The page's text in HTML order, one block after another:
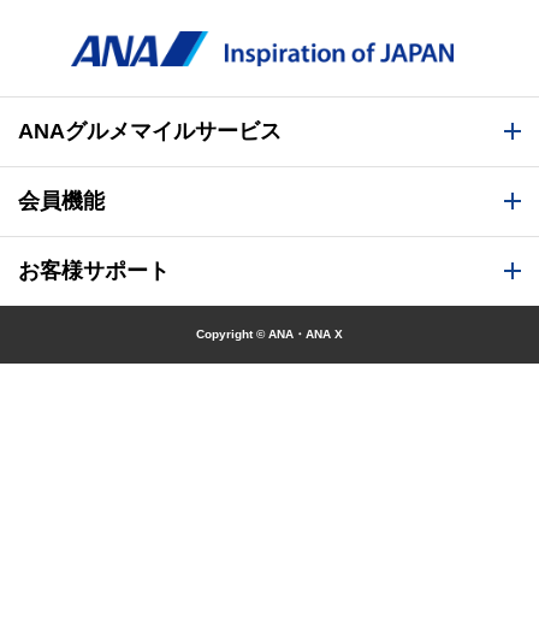
ANAグルメマイルサービス
会員機能
お客様サポート
Copyright © ANA・ANA X